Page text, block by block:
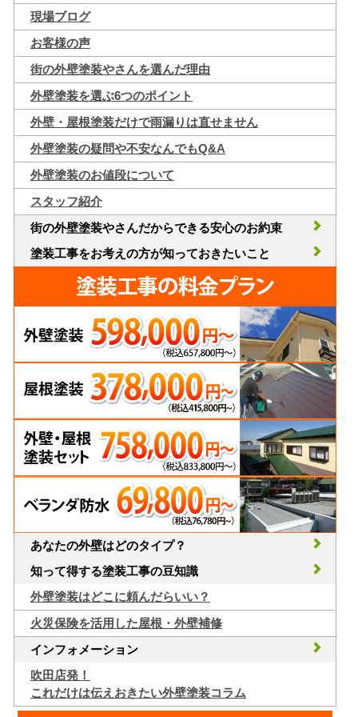
現場ブログ
お客様の声
街の外壁塗装やさんを選んだ理由
外壁塗装を選ぶ6つのポイント
外壁・屋根塗装だけで雨漏りは直せません
外壁塗装の疑問や不安なんでもQ&A
外壁塗装のお値段について
スタッフ紹介
街の外壁塗装やさんだからできる安心のお約束
塗装工事をお考えの方が知っておきたいこと
あなたの外壁はどのタイプ？
知って得する塗装工事の豆知識
外壁塗装はどこに頼んだらいい？
火災保険を活用した屋根・外壁補修
インフォメーション
吹田店発！
これだけは伝えおきたい外壁塗装コラム